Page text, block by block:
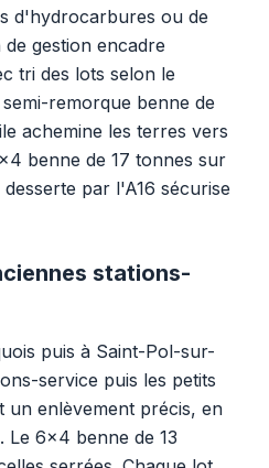
d'hydrocarbures ou de
gestion encadre
tri des lots selon le
remorque benne de
achemine les terres vers
benne de 17 tonnes sur
par l'A16 sécurise
stations-
puis à Saint-Pol-sur-
service puis les petits
un enlèvement précis, en
Le 6x4 benne de 13